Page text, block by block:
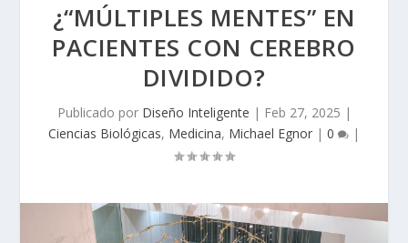
¿“MÚLTIPLES MENTES” EN
PACIENTES CON CEREBRO
DIVIDIDO?
Publicado por Diseño Inteligente | Feb 27, 2025 |
Ciencias Biológicas, Medicina, Michael Egnor | 0 |